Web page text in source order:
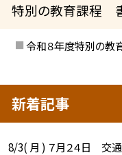
特別の教育課程
令和８年度特別の
新着記事
8/3( 月 ) ７月２４日 交